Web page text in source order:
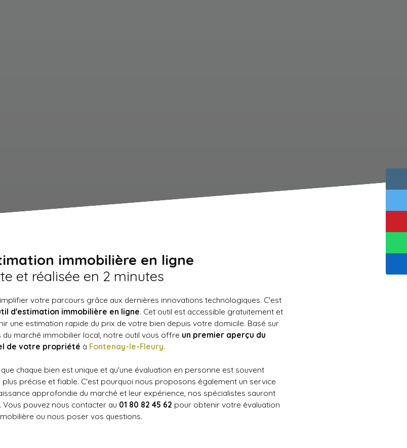
immobilière en ligne
et réalisée en 2 minutes
votre parcours grâce aux dernières innovations technologiques. C'est
d'estimation immobilière en ligne. Cet outil est accessible gratuitement et
une estimation rapide du prix de votre bien depuis votre domicile. Basé sur
marché immobilier local, notre outil vous offre un premier aperçu du
de votre propriété à Fontenay-le-Fleury.
chaque bien est unique et qu'une évaluation en personne est souvent
précise et fiable. C'est pourquoi nous proposons également un service
approfondie du marché et leur expérience, nos spécialistes sauront
. Vous pouvez nous contacter au 01 80 82 45 62 pour obtenir votre évaluation
ou nous poser vos questions.